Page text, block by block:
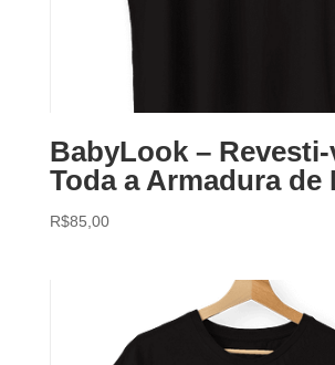
BabyLook –
Toda a Armadura de
R$85,00